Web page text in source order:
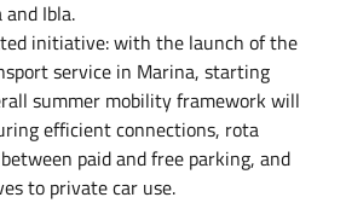
and Ibla.
initiative: with the launch of the
service in Marina, starting
summer mobility framework will
efficient connections, rota
paid and free parking, and
to private car use.